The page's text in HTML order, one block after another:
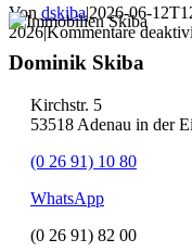
Von dskiba|2026-06-
2026|Kommentare
Dominik Skiba
Kirchstr. 5
53518 Adenau in der
(0 26 91) 10 80
WhatsApp
(0 26 91) 82 00